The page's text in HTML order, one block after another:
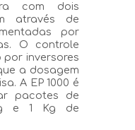
com dois
através de
por
O controle
inversores
a dosagem
A EP 1000 é
pacotes de
e 1 Kg de